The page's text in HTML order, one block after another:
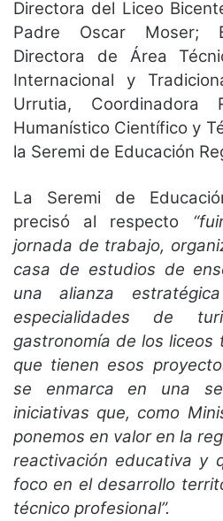
Directora del Liceo
Padre Oscar Moser;
Directora de Área
Internacional y
Urrutia, Coordinadora
Humanístico Científico y
la Seremi de Educación
La Seremi de
precisó al respecto
jornada de trabajo,
casa de estudios de
una alianza
especialidades de
gastronomía de los liceos
que tienen esos
se enmarca en una
iniciativas que, como
ponemos en valor en la
reactivación educativa y
foco en el desarrollo
técnico profesional”.